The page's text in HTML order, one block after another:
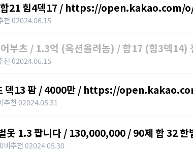
합21 힘4덱17 / https://open.kakao.com/
천 02024.06.15
17 (힘3덱14) 점프력15 3작 /
o/sUYHuOGf
천 02024.06.15
덱13 팜 / 4000만 / https://
추천 02024.05.31
옷 1.3 팝니다 / 130,000,000 / 90제 합 32 한
o/s5skYEag
비추천 02024.05.30